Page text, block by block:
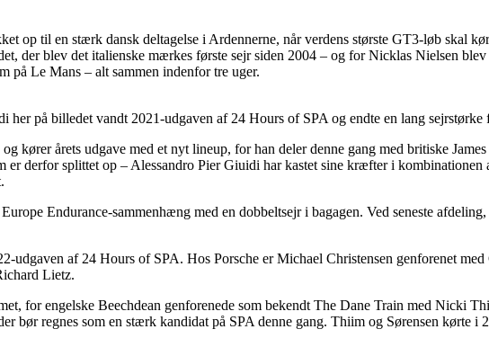
op til en stærk dansk deltagelse i Ardennerne, når verdens største GT3-løb skal
der blev det italienske mærkes første sejr siden 2004 – og for Nicklas Nielsen
på Le Mans – alt sammen indenfor tre uger.
på billedet vandt 2021-udgaven af 24 Hours of SPA og endte en lang
kører årets udgave med et nyt lineup, for han deler denne gang med britiske
derfor splittet op – Alessandro Pier Giuidi har kastet sine kræfter i
Endurance-sammenhæng med en dobbeltsejr i bagagen. Ved seneste
udgaven af 24 Hours of SPA. Hos Porsche er Michael Christensen genforenet
Lietz.
for engelske Beechdean genforenede som bekendt The Dane Train med Nicki
bør regnes som en stærk kandidat på SPA denne gang. Thiim og Sørensen kørte